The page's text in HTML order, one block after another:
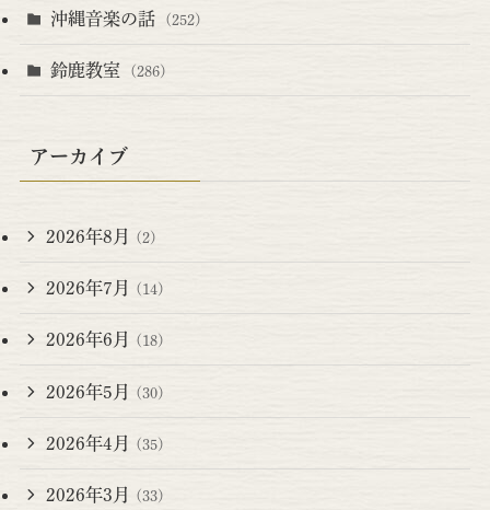
沖縄音楽の話 (252)
鈴鹿教室 (286)
アーカイブ
2026年8月 (2)
2026年7月 (14)
2026年6月 (18)
2026年5月 (30)
2026年4月 (35)
2026年3月 (33)